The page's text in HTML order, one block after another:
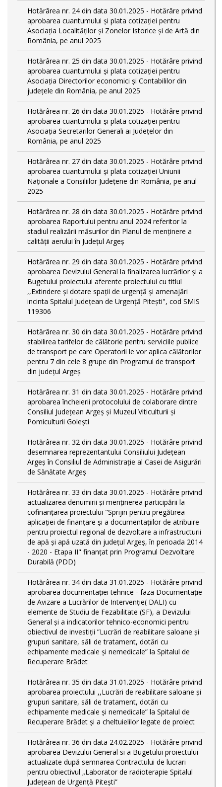
Hotărârea nr. 24 din data 30.01.2025 - Hotărâre privind
aprobarea cuantumului și plata cotizației pentru
Asociația Localităților și Zonelor Istorice și de Artă din
România, pe anul 2025
Hotărârea nr. 25 din data 30.01.2025 - Hotărâre privind
aprobarea cuantumului și plata cotizației pentru
Asociația Directorilor economici și Contabililor din
județele din România, pe anul 2025
Hotărârea nr. 26 din data 30.01.2025 - Hotărâre privind
aprobarea cuantumului și plata cotizației pentru
Asociația Secretarilor Generali ai Județelor din
România, pe anul 2025
Hotărârea nr. 27 din data 30.01.2025 - Hotărâre privind
aprobarea cuantumului și plata cotizației Uniunii
Naționale a Consiliilor Județene din România, pe anul
2025
Hotărârea nr. 28 din data 30.01.2025 - Hotărâre privind
aprobarea Raportului pentru anul 2024 referitor la
stadiul realizării măsurilor din Planul de menținere a
calității aerului în Județul Argeș
Hotărârea nr. 29 din data 30.01.2025 - Hotărâre privind
aprobarea Devizului General la finalizarea lucrărilor și a
Bugetului proiectului aferente proiectului cu titlul
,,Extindere și dotare spații de urgență și amenajări
incinta Spitalul Județean de Urgență Pitești", cod SMIS
119306
Hotărârea nr. 30 din data 30.01.2025 - Hotărâre privind
stabilirea tarifelor de călătorie pentru serviciile publice
de transport pe care Operatorii le vor aplica călătorilor
pentru 7 din cele 8 grupe din Programul de transport
din județul Argeş
Hotărârea nr. 31 din data 30.01.2025 - Hotărâre privind
aprobarea încheierii protocolului de colaborare dintre
Consiliul Județean Argeș și Muzeul Viticulturii și
Pomiculturii Golești
Hotărârea nr. 32 din data 30.01.2025 - Hotărâre privind
desemnarea reprezentantului Consiliului Județean
Argeș în Consiliul de Administrație al Casei de Asigurări
de Sănătate Argeș
Hotărârea nr. 33 din data 30.01.2025 - Hotărâre privind
actualizarea denumirii și menținerea participării la
cofinanțarea proiectului "Sprijin pentru pregătirea
aplicaţiei de finanţare şi a documentaţiilor de atribuire
pentru proiectul regional de dezvoltare a infrastructurii
de apă şi apă uzată din judeţul Argeş, în perioada 2014
- 2020 - Etapa II" finanțat prin Programul Dezvoltare
Durabilă (PDD)
Hotărârea nr. 34 din data 31.01.2025 - Hotărâre privind
aprobarea documentației tehnice - faza Documentație
de Avizare a Lucrărilor de Intervenție( DALI) cu
elemente de Studiu de Fezabilitate (SF), a Devizului
General și a indicatorilor tehnico-economici pentru
obiectivul de investiții ”Lucrări de reabilitare saloane și
grupuri sanitare, săli de tratament, dotări cu
echipamente medicale și nemedicale” la Spitalul de
Recuperare Brădet
Hotărârea nr. 35 din data 31.01.2025 - Hotărâre privind
aprobarea proiectului ,,Lucrări de reabilitare saloane și
grupuri sanitare, săli de tratament, dotări cu
echipamente medicale și nemedicale” la Spitalul de
Recuperare Brădet și a cheltuielilor legate de proiect
Hotărârea nr. 36 din data 24.02.2025 - Hotărâre privind
aprobarea Devizului General si a Bugetului proiectului
actualizate după semnarea Contractului de lucrari
pentru obiectivul „Laborator de radioterapie Spitalul
Județean de Urgență Pitești”